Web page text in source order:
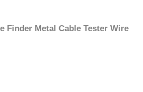
Finder Metal Cable Tester Wire